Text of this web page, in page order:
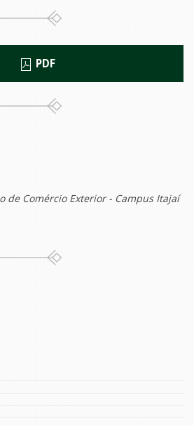
PDF
de Comércio Exterior - Campus Itajaí